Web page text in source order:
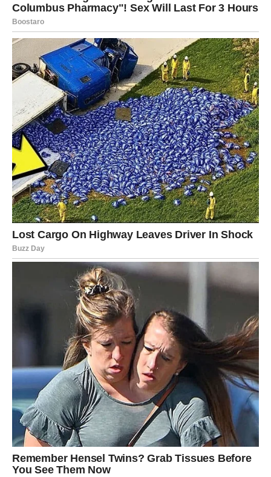
Novac je ove sedmice povezan sa emocijama i
sigurnošću. Moguće je da ćete dobiti finansijsku pomoć,
podršku ili savet koji vam pomaže da stabilizujete
situaciju. Nije vreme za rizične poteze, već za čuvanje i
pametno planiranje. Manji dobitak ili olakšanje dolazi
onda kada ga najmanje očekujete.
LAV
Finansijska energija vam se popravlja. Ove sedmice
možete dobiti priznanje, bonus ili dodatnu nagradu za
trud koji ste ulagali prethodnog perioda. Ako imate
privatni posao ili se bavite kreativnim radom, postoji
šansa za povećanu zaradu. Pazite samo da uspeh ne
pretvorite odmah u prevelike troškove.
DEVICA
Ovo je sedmica finansijske odgovornosti, ali i nagrade.
Novac ne dolazi naglo, ali dolazi stabilno. Moguće je da
rešavate papirologiju, dugovanja ili pravite plan koji vam
dugoročno donosi sigurnost. Svaka pametna odluka koju
donesete sada ima pozitivan efekat u narednim
mesecima.
VAGA
Finansije su u fazi preispitivanja. Ove sedmice shvatate